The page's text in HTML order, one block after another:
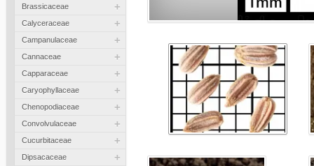
Brassicaceae +
Calyceraceae +
Campanulaceae +
Cannaceae +
Capparaceae +
Caryophyllaceae +
Chenopodiaceae +
Convolvulaceae +
Cucurbitaceae +
Dipsacaceae +